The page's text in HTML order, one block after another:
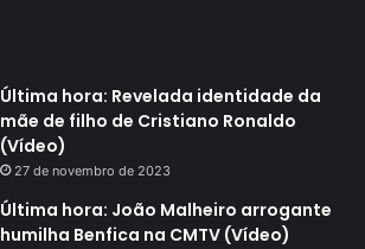
Última hora: Revelada identidade da
mãe de filho de Cristiano Ronaldo
(Vídeo)
27 de novembro de 2023
Última hora: João Malheiro arrogante
humilha Benfica na CMTV (Vídeo)